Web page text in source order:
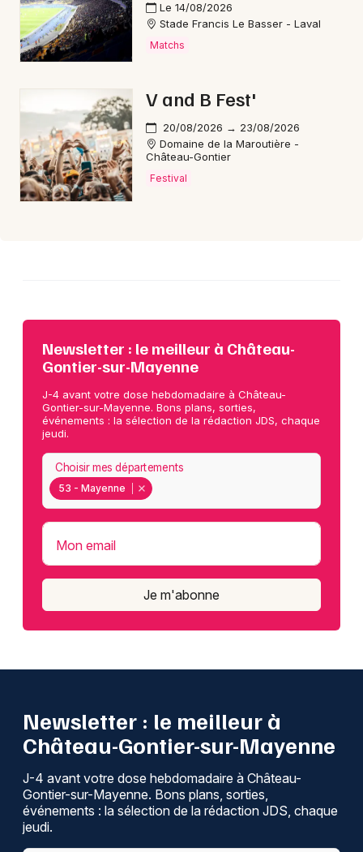
Choisir mes départements
Mon email
Je m'abonne
Le 14/08/2026
Stade Francis Le Basser - Laval
Matchs
V and B Fest'
20/08/2026 → 23/08/2026
Domaine de la Maroutière -
Château-Gontier
Festival
Newsletter : le meilleur à Château-
Gontier-sur-Mayenne
J-4 avant votre dose hebdomadaire à Château-
Gontier-sur-Mayenne. Bons plans, sorties,
événements : la sélection de la rédaction JDS, chaque
jeudi.
53 - Mayenne
Choisir mes départements
Mon email
Je m'abonne
Newsletter : le meilleur à
Château-Gontier-sur-Mayenne
J-4 avant votre dose hebdomadaire à Château-
Gontier-sur-Mayenne. Bons plans, sorties,
événements : la sélection de la rédaction JDS, chaque
jeudi.